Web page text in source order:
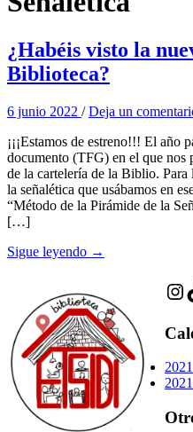
¿Habéis visto la
Biblioteca?
6 junio 2022 /Deja un
¡¡¡Estamos de estreno!!! El año
documento (TFG) en el que nos
de la cartelería de la Biblio. Para
la señalética que usábamos en
“Método de la Pirámide de la
[…]
Sigue leyendo →